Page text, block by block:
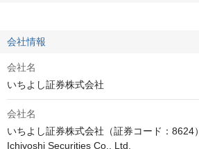
会社情報
会社名
いちよし証券株式会社
会社名
いちよし証券株式会社（証券コード：8624）
Ichiyoshi Securities Co., Ltd.